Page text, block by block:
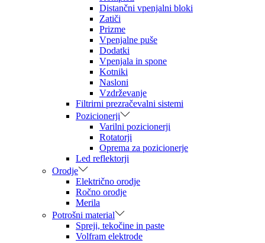
Distančni vpenjalni bloki
Zatiči
Prizme
Vpenjalne puše
Dodatki
Vpenjala in spone
Kotniki
Nasloni
Vzdrževanje
Filtrirni prezračevalni sistemi
Pozicionerji
Varilni pozicionerji
Rotatorji
Oprema za pozicionerje
Led reflektorji
Orodje
Električno orodje
Ročno orodje
Merila
Potrošni material
Spreji, tekočine in paste
Volfram elektrode